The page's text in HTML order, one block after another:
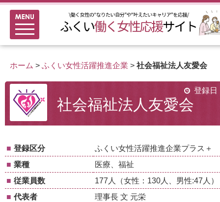
ホーム > ふくい女性活躍推進企業 > 社会福祉法人友愛会
社会福祉法人友愛会
登録日
■ 登録区分
ふくい女性活躍推進企業プラス＋
■ 業種
医療、福祉
■ 従業員数
177人（女性：130人、男性:47人）
■ 代表者 理事長 文 元栄
メニュー
新着情報
ふくい女性活躍推進企業
女性の多様なチャレンジ応援
家事シェアのススメ